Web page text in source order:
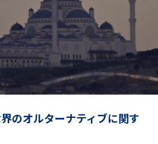
のオルターナティブに関す